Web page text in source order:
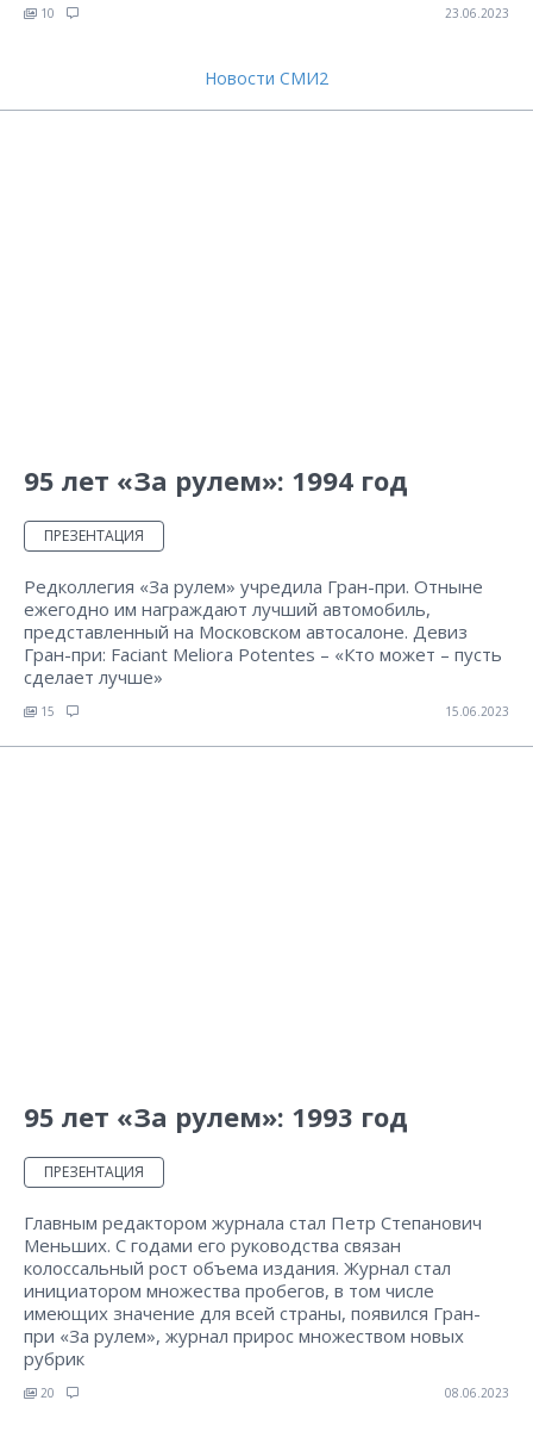
10 23.06.2023
Новости СМИ2
95 лет «За рулем»: 1994 год
ПРЕЗЕНТАЦИЯ
Редколлегия «За рулем» учредила Гран-при. Отныне
ежегодно им награждают лучший автомобиль,
представленный на Московском автосалоне. Девиз
Гран-при: Faciant Meliora Potentes – «Кто может – пусть
сделает лучше»
15 15.06.2023
95 лет «За рулем»: 1993 год
ПРЕЗЕНТАЦИЯ
Главным редактором журнала стал Петр Степанович
Меньших. С годами его руководства связан
колоссальный рост объема издания. Журнал стал
инициатором множества пробегов, в том числе
имеющих значение для всей страны, появился Гран-
при «За рулем», журнал прирос множеством новых
рубрик
20 08.06.2023